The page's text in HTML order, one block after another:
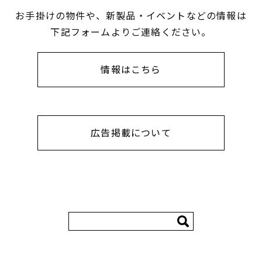
お手掛けの物件や、新製品・イベントなどの情報は
下記フォームよりご連絡ください。
情報はこちら
広告掲載について
索: